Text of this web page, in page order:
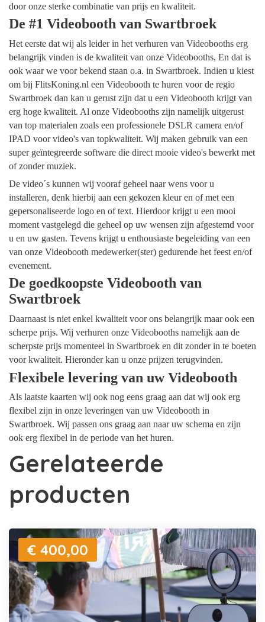
door onze sterke combinatie van prijs en kwaliteit.
De #1 Videobooth van Swartbroek
Het eerste dat wij als leider in het verhuren van Videobooths erg
belangrijk vinden is de kwaliteit van onze Videobooths, En dat is
ook waar we voor bekend staan o.a. in Swartbroek. Indien u kiest
om bij FlitsKoning.nl een Videobooth te huren voor de regio
Swartbroek dan kan u gerust zijn dat u een Videobooth krijgt van
erg hoge kwaliteit. Al onze Videobooths zijn namelijk uitgerust
van top materialen zoals een professionele DSLR camera en/of
IPAD voor video's van topkwaliteit. Wij maken gebruik van een
super geïntegreerde software die direct mooie video's bewerkt met
of zonder muziek.
De video´s kunnen wij vooraf geheel naar wens voor u
installeren, denk hierbij aan een gekozen kleur en of met een
gepersonaliseerde logo en of text. Hierdoor krijgt u een mooi
moment vastgelegd die geheel op uw wensen zijn afgestemd voor
u en uw gasten. Tevens krijgt u enthousiaste begeleiding van een
van onze Videobooth medewerker(ster) gedurende het feest en/of
evenement.
De goedkoopste Videobooth van
Swartbroek
Daarnaast is niet enkel kwaliteit voor ons belangrijk maar ook een
scherpe prijs. Wij verhuren onze Videobooths namelijk aan de
scherpste prijs momenteel in Swartbroek en dit zonder in te boeten
voor kwaliteit. Hieronder kan u onze prijzen terugvinden.
Flexibele levering van uw Videobooth
Als laatste kaarten wij ook nog eens graag aan dat wij ook erg
flexibel zijn in onze leveringen van uw Videobooth in
Swartbroek. Wij passen ons graag aan naar uw schema en zijn
ook erg flexibel in de periode van het huren.
Gerelateerde
producten
€ 400,00